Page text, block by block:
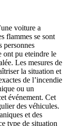
voiture a
flammes se sont
personnes
ont pu eteindre le
Les mesures de
la situation et
de l’incendie
ou un
événement. Cet
des véhicules.
et des
type de situation